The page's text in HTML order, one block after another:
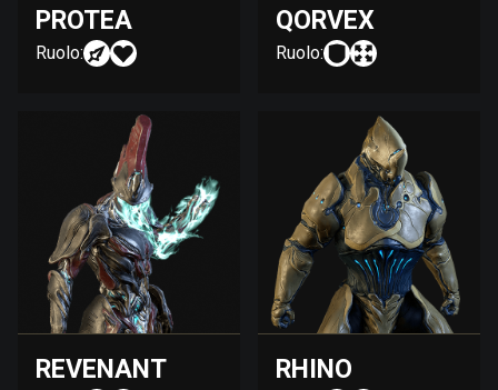
PROTEA
Ruolo:
QORVEX
Ruolo:
REVENANT RHINO